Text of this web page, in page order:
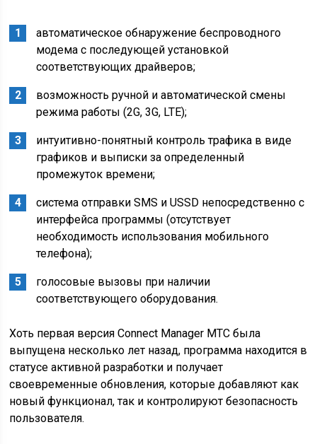
автоматическое обнаружение беспроводного
модема с последующей установкой
соответствующих драйверов;
возможность ручной и автоматической смены
режима работы (2G, 3G, LTE);
интуитивно-понятный контроль трафика в виде
графиков и выписки за определенный
промежуток времени;
система отправки SMS и USSD непосредственно с
интерфейса программы (отсутствует
необходимость использования мобильного
телефона);
голосовые вызовы при наличии
соответствующего оборудования.
Хоть первая версия Connect Manager МТС была
выпущена несколько лет назад, программа находится в
статусе активной разработки и получает
своевременные обновления, которые добавляют как
новый функционал, так и контролируют безопасность
пользователя.